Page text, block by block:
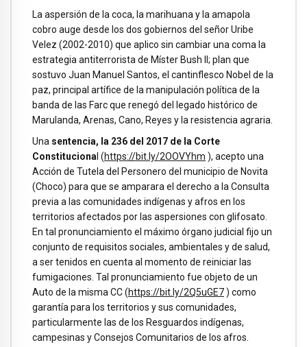
La aspersión de la coca, la marihuana y la amapola
cobro auge desde los dos gobiernos del señor Uribe
Velez (2002-2010) que aplico sin cambiar una coma la
estrategia antiterrorista de Míster Bush II; plan que
sostuvo Juan Manuel Santos, el cantinflesco Nobel de la
paz, principal artífice de la manipulación política de la
banda de las Farc que renegó del legado histórico de
Marulanda, Arenas, Cano, Reyes y la resistencia agraria.
Una sentencia, la 236 del 2017 de la Corte
Constituciona l (https://bit.ly/2OOVYhm ), acepto una
Acción de Tutela del Personero del municipio de Novita
(Choco) para que se amparara el derecho a la Consulta
previa a las comunidades indígenas y afros en los
territorios afectados por las aspersiones con glifosato.
En tal pronunciamiento el máximo órgano judicial fijo un
conjunto de requisitos sociales, ambientales y de salud,
a ser tenidos en cuenta al momento de reiniciar las
fumigaciones. Tal pronunciamiento fue objeto de un
Auto de la misma CC (https://bit.ly/2Q5uGE7) como
garantía para los territorios y sus comunidades,
particularmente las de los Resguardos indígenas,
campesinas y Consejos Comunitarios de los afros.